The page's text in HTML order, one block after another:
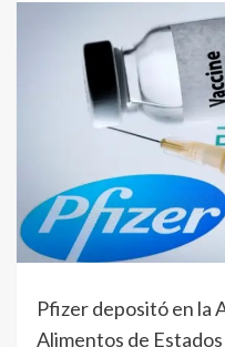
Pfizer depositó en la
Alimentos de